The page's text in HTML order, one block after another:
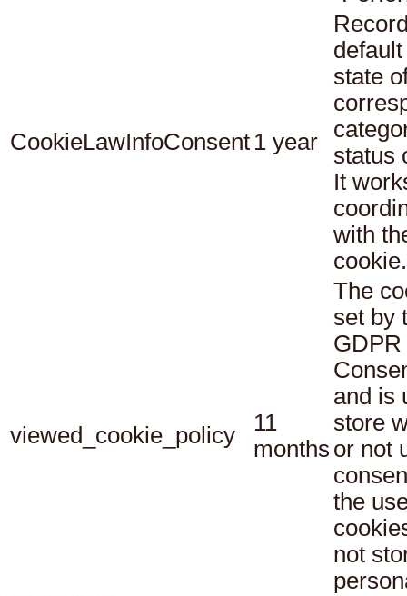
CookieLawInfoConsent 1 year
state
status
It
with
cookie.
viewed_cookie_policy
11
months
The
set by
and is
store
or not
the
not